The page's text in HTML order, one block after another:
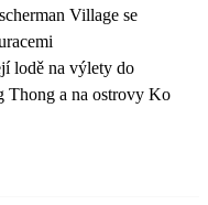
Village se
lodě na výlety do
Thong a na ostrovy Ko